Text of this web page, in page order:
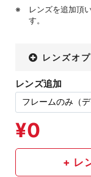
レンズを追加頂
す。
レンズオ
レンズ追加